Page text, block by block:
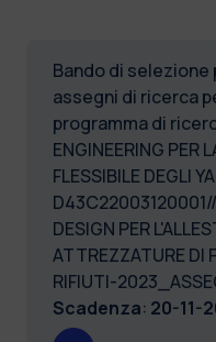
Bando di
assegni di ricerca
programma di
ENGINEERING PER
FLESSIBILE DEGLI
DESIGN PER
ATTREZZATURE DI
RIFIUTI-
Scadenza: 20-11-